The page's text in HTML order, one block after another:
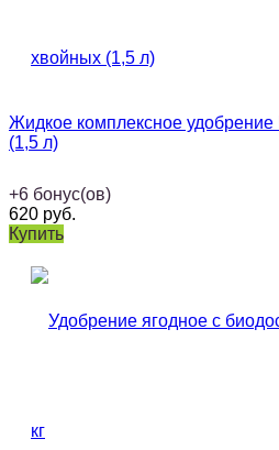
Жидкое комплексное
(1,5 л)
+6 бонус(ов)
620 руб.
Купить